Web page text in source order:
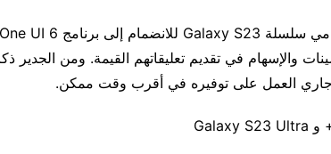
والإسهام في تقديم تعليقاتهم القيمة. ومن الجدير
جاري العمل على توفيره في أقرب وقت ممكن.